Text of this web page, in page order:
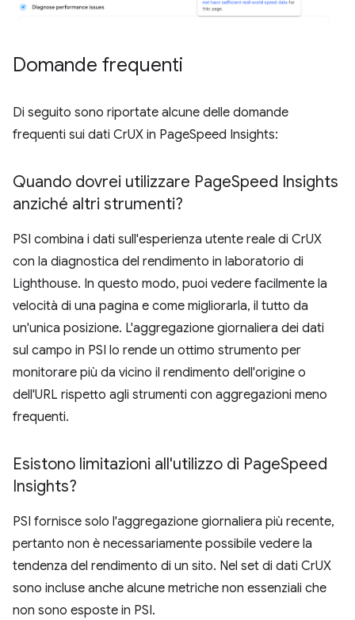
Domande frequenti
Di seguito sono riportate alcune delle domande
frequenti sui dati CrUX in PageSpeed Insights:
Quando dovrei utilizzare PageSpeed Insights
anziché altri strumenti?
PSI combina i dati sull'esperienza utente reale di CrUX
con la diagnostica del rendimento in laboratorio di
Lighthouse. In questo modo, puoi vedere facilmente la
velocità di una pagina e come migliorarla, il tutto da
un'unica posizione. L'aggregazione giornaliera dei dati
sul campo in PSI lo rende un ottimo strumento per
monitorare più da vicino il rendimento dell'origine o
dell'URL rispetto agli strumenti con aggregazioni meno
frequenti.
Esistono limitazioni all'utilizzo di PageSpeed
Insights?
PSI fornisce solo l'aggregazione giornaliera più recente,
pertanto non è necessariamente possibile vedere la
tendenza del rendimento di un sito. Nel set di dati CrUX
sono incluse anche alcune metriche non essenziali che
non sono esposte in PSI.